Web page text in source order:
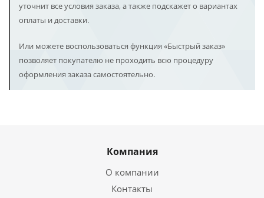
уточнит все условия заказа, а также подскажет о вариантах
оплаты и доставки.
Или можете воспользоваться функция «Быстрый заказ»
позволяет покупателю не проходить всю процедуру
оформления заказа самостоятельно.
Компания
О компании
Контакты